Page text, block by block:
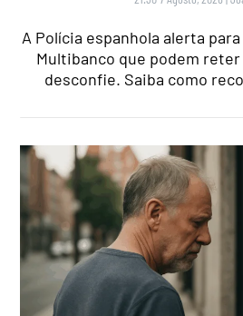
A Polícia espanhola alerta
Multibanco que podem
desconfie. Saiba como